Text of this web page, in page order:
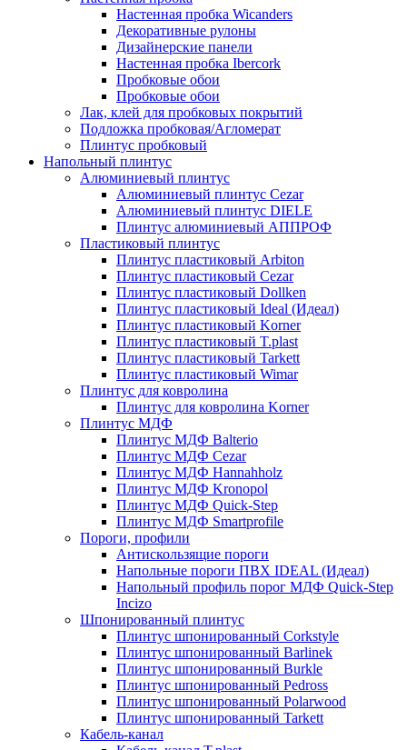
Настенная пробка Wicanders
Декоративные рулоны
Дизайнерские панели
Настенная пробка Ibercork
Пробковые обои
Пробковые обои
Лак, клей для пробковых покрытий
Подложка пробковая/Агломерат
Плинтус пробковый
Напольный плинтус
Алюминиевый плинтус
Алюминиевый плинтус Cezar
Алюминиевый плинтус DIELE
Плинтус алюминиевый АППРОФ
Пластиковый плинтус
Плинтус пластиковый Arbiton
Плинтус пластиковый Cezar
Плинтус пластиковый Dollken
Плинтус пластиковый Ideal (Идеал)
Плинтус пластиковый Korner
Плинтус пластиковый T.plast
Плинтус пластиковый Tarkett
Плинтус пластиковый Wimar
Плинтус для ковролина
Плинтус для ковролина Korner
Плинтус МДФ
Плинтус МДФ Balterio
Плинтус МДФ Cezar
Плинтус МДФ Hannahholz
Плинтус МДФ Kronopol
Плинтус МДФ Quick-Step
Плинтус МДФ Smartprofile
Пороги, профили
Антискользящие пороги
Напольные пороги ПВХ IDEAL (Идеал)
Напольный профиль порог МДФ Quick-Step
Incizo
Шпонированный плинтус
Плинтус шпонированный Corkstyle
Плинтус шпонированный Barlinek
Плинтус шпонированный Burkle
Плинтус шпонированный Pedross
Плинтус шпонированный Polarwood
Плинтус шпонированный Tarkett
Кабель-канал